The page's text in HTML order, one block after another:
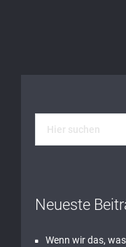
Neueste
Wenn wir das,